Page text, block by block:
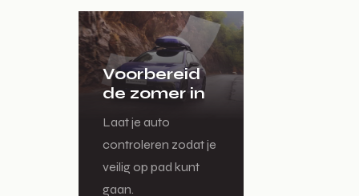
Voorbereid
de zomer in
Laat je auto
controleren zodat je
veilig op pad kunt
gaan.